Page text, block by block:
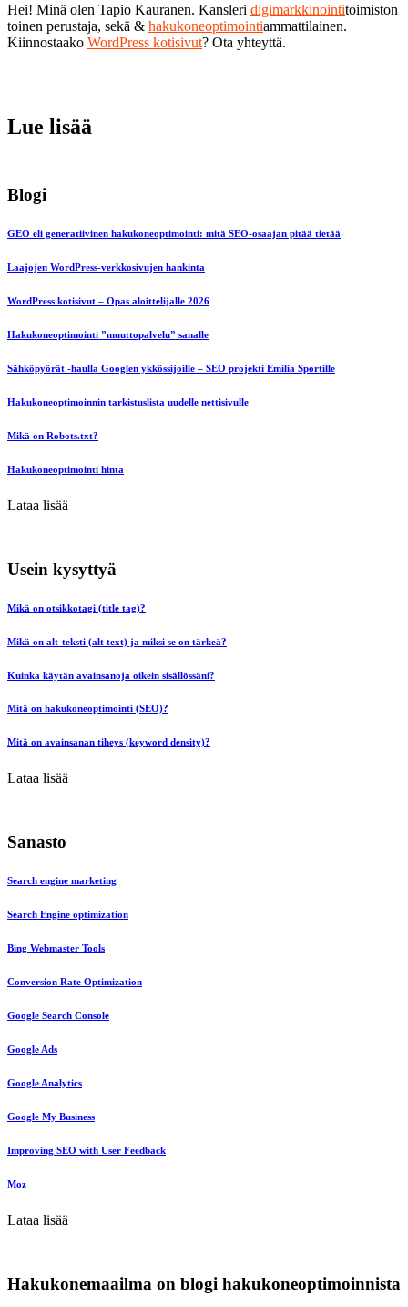
Hei! Minä olen Tapio Kauranen. Kansleri digimarkkinointitoimiston
toinen perustaja, sekä & hakukoneoptimointiammattilainen.
Kiinnostaako WordPress kotisivut? Ota yhteyttä.
Lue lisää
Blogi
GEO eli generatiivinen hakukoneoptimointi: mitä SEO-osaajan pitää tietää
Laajojen WordPress-verkkosivujen hankinta
WordPress kotisivut – Opas aloittelijalle 2026
Hakukoneoptimointi ”muuttopalvelu” sanalle
Sähköpyörät -haulla Googlen ykkössijoille – SEO projekti Emilia Sportille
Hakukoneoptimoinnin tarkistuslista uudelle nettisivulle
Mikä on Robots.txt?
Hakukoneoptimointi hinta
Lataa lisää
Usein kysyttyä
Mikä on otsikkotagi (title tag)?
Mikä on alt-teksti (alt text) ja miksi se on tärkeä?
Kuinka käytän avainsanoja oikein sisällössäni?
Mitä on hakukoneoptimointi (SEO)?
Mitä on avainsanan tiheys (keyword density)?
Lataa lisää
Sanasto
Search engine marketing
Search Engine optimization
Bing Webmaster Tools
Conversion Rate Optimization
Google Search Console
Google Ads
Google Analytics
Google My Business
Improving SEO with User Feedback
Moz
Lataa lisää
Hakukonemaailma on blogi hakukoneoptimoinnista